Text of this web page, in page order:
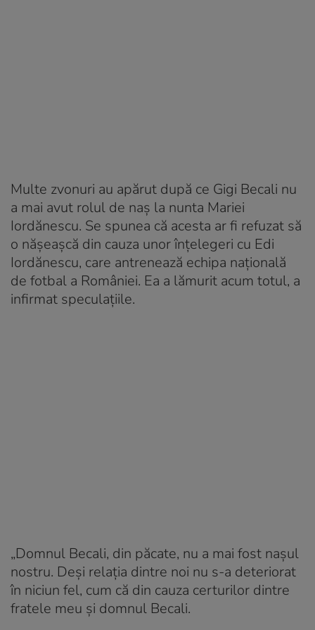
Multe zvonuri au apărut după ce Gigi Becali nu
a mai avut rolul de naș la nunta Mariei
Iordănescu. Se spunea că acesta ar fi refuzat să
o nășeașcă din cauza unor înțelegeri cu Edi
Iordănescu, care antrenează echipa națională
de fotbal a României. Ea a lămurit acum totul, a
infirmat speculațiile.
„Domnul Becali, din păcate, nu a mai fost nașul
nostru. Deși relația dintre noi nu s-a deteriorat
în niciun fel, cum că din cauza certurilor dintre
fratele meu și domnul Becali.